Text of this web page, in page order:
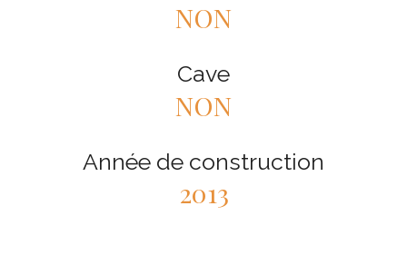
NON
Cave
NON
Année de construction
2013